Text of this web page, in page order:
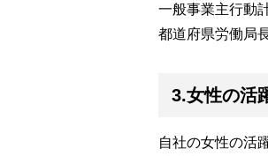
一般事業主行動
都道府県労働局
3.女性の活
自社の女性の活